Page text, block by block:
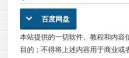
百度网盘
本站提供的一切软件、教程和内容
目的；不得将上述内容用于商业或